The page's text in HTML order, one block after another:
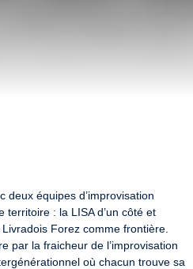
deux équipes d’improvisation
: la LISA d’un côté et
Forez comme frontière.
par la fraicheur de l’improvisation
où chacun trouve sa